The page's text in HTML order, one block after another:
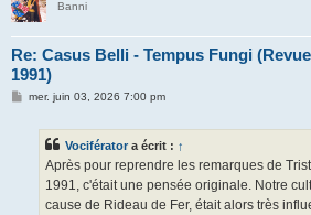
Banni
Re: Casus Belli - Tempus Fungi
1991)
Mmer. juin 03, 2026 7:00 pm
Vociférator a écrit : ↑
Après pour reprendre les remarques de
1991, c'était une pensée originale. Notre
cause de Rideau de Fer, était alors très